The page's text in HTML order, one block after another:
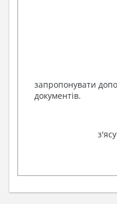
запропонувати
документів.